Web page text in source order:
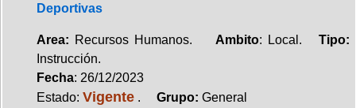
Deportivas
Area: Recursos Humanos. Ambito: Local.Tipo:
Instrucción.
Fecha: 26/12/2023
Estado: Vigente . Grupo: General